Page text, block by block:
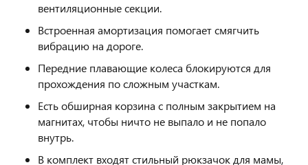
вентиляционные секции.
Встроенная амортизация помогает смягчить
вибрацию на дороге.
Передние плавающие колеса блокируются для
прохождения по сложным участкам.
Есть обширная корзина с полным закрытием на
магнитах, чтобы ничто не выпало и не попало
внутрь.
В комплект входят стильный рюкзачок для мамы,